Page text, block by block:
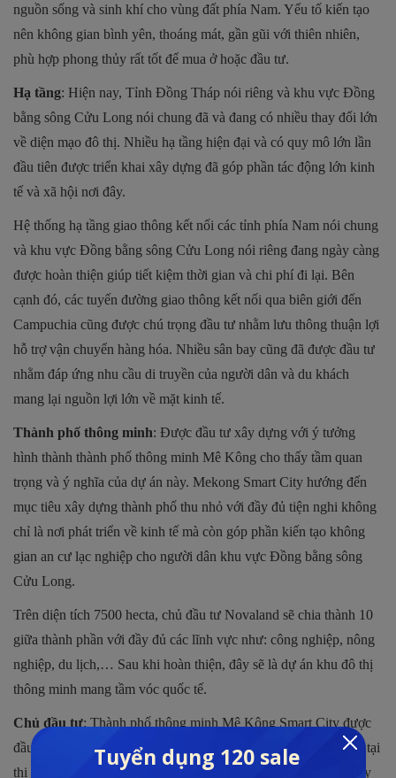
nguồn sống và sinh khí cho vùng đất phía Nam. Yếu tố kiến tạo
nên không gian bình yên, thoáng mát, gần gũi với thiên nhiên,
phù hợp phong thủy rất tốt để mua ở hoặc đầu tư.
Hạ tầng: Hiện nay, Tỉnh Đồng Tháp nói riêng và khu vực Đồng
bằng sông Cửu Long nói chung đã và đang có nhiều thay đổi lớn
về diện mạo đô thị. Nhiều hạ tầng hiện đại và có quy mô lớn lần
đầu tiên được triển khai xây dựng đã góp phần tác động lớn kinh
tế và xã hội nơi đây.
Hệ thống hạ tầng giao thông kết nối các tỉnh phía Nam nói chung
và khu vực Đồng bằng sông Cửu Long nói riêng đang ngày càng
được hoàn thiện giúp tiết kiệm thời gian và chi phí đi lại. Bên
cạnh đó, các tuyến đường giao thông kết nối qua biên giới đến
Campuchia cũng được chú trọng đầu tư nhằm lưu thông thuận lợi
hỗ trợ vận chuyển hàng hóa. Nhiều sân bay cũng đã được đầu tư
nhằm đáp ứng nhu cầu di truyền của người dân và du khách
mang lại nguồn lợi lớn về mặt kinh tế.
Thành phố thông minh: Được đầu tư xây dựng với ý tưởng
hình thành thành phố thông minh Mê Kông cho thấy tầm quan
trọng và ý nghĩa của dự án này. Mekong Smart City hướng đến
mục tiêu xây dựng thành phố thu nhỏ với đầy đủ tiện nghi không
chỉ là nơi phát triển về kinh tế mà còn góp phần kiến tạo không
gian an cư lạc nghiệp cho người dân khu vực Đồng bằng sông
Cửu Long.
Trên diện tích 7500 hecta, chủ đầu tư Novaland sẽ chia thành 10
giữa thành phần với đầy đủ các lĩnh vực như: công nghiệp, nông
nghiệp, du lịch,… Sau khi hoàn thiện, đây sẽ là dự án khu đô thị
thông minh mang tầm vóc quốc tế.
Chủ đầu tư: Thành phố thông minh Mê Kông Smart City được
đầu tư xây dựng bởi thương hiệu Novaland. Ông lớn hàng đầu tại
thị trường bất động sản Việt Nam với hơn 50 dự án đã được xây